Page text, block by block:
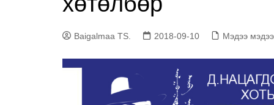
Олон
Салбар
МЭДЭЭЛЛИЙН ТӨВ
Хөгжлийн
иргэдийн
Baigalmaa TS. 2018-09-10 Мэдээ